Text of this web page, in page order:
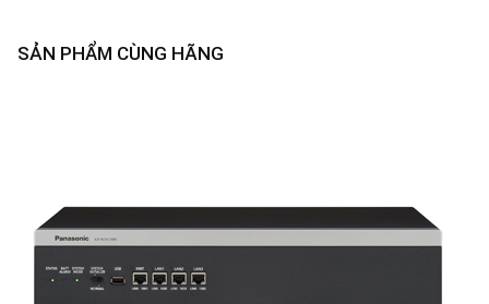
SẢN PHẨM CÙNG HÃNG